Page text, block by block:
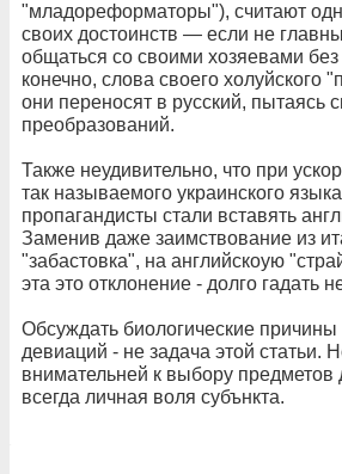
"младореформаторы"), считают
своих достоинств — если не
общаться со своими хозяевами
конечно, слова своего холуйского
они переносят в русский, пытаясь
преобразований.
Также неудивительно, что при
так называемого украинского
пропагандисты стали вставять
Заменив даже заимствование из
"забастовка", на английскоую
эта это отклонение - долго гадать
Обсуждать биологические
девиаций - не задача этой статьи.
внимательней к выбору предметов
всегда личная воля субънкта.